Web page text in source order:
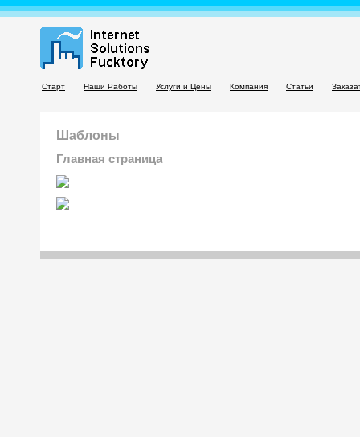
Старт Наши Работы Услуги и Цены Компания Статьи
Шаблоны
Главная страница